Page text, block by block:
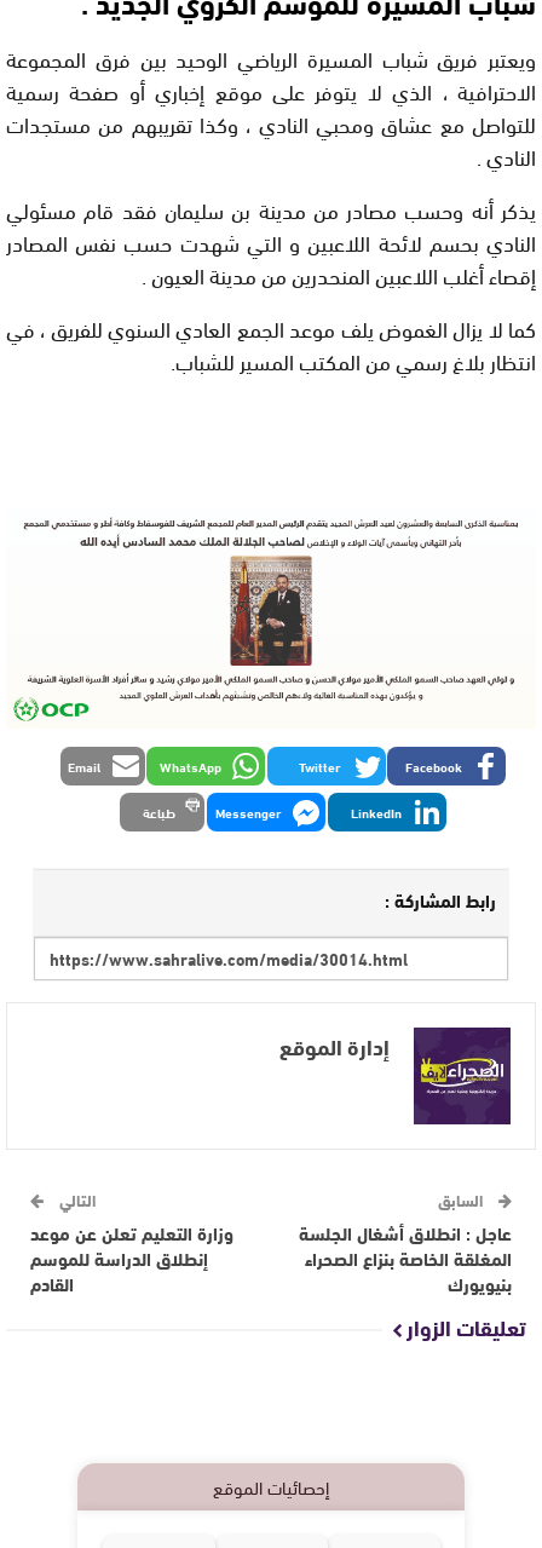
ويعتبر فريق شباب المسيرة الرياضي الوحيد بين فرق المجموعة
الاحترافية ، الذي لا يتوفر على موقع إخباري أو صفحة رسمية
للتواصل مع عشاق ومحبي النادي ، وكذا تقريبهم من مستجدات
النادي .
يذكر أنه وحسب مصادر من مدينة بن سليمان فقد قام مسئولي
النادي بحسم لائحة اللاعبين و التي شهدت حسب نفس المصادر
إقصاء أغلب اللاعبين المنحدرين من مدينة العيون .
كما لا يزال الغموض يلف موعد الجمع العادي السنوي للفريق ، في
انتظار بلاغ رسمي من المكتب المسير للشباب.
Facebook
Twitter
WhatsApp
Email
LinkedIn
Messenger طباعة
رابط المشاركة :
إدارة الموقع
السابق
عاجل : انطلاق أشغال الجلسة
المغلقة الخاصة بنزاع الصحراء
بنيويورك
التالي
وزارة التعليم تعلن عن موعد
إنطلاق الدراسة للموسم
القادم
تعليقات الزوار
إحصائيات الموقع